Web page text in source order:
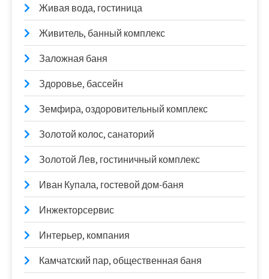
Живая вода, гостиница
Живитель, банный комплекс
Заложная баня
Здоровье, бассейн
Земфира, оздоровительный комплекс
Золотой колос, санаторий
Золотой Лев, гостиничный комплекс
Иван Купала, гостевой дом-баня
Инжекторсервис
Интерьер, компания
Камчатский пар, общественная баня